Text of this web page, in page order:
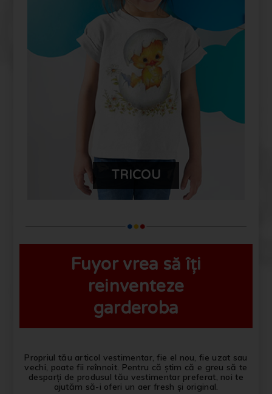
PERSONALIZEAZĂ-ȚI PRODUSUL
TRICOU
Fuyor vrea să îți
reinventeze
garderoba
Propriul tău articol vestimentar, fie el nou, fie uzat sau
vechi, poate fii reînnoit. Pentru că știm că e greu să te
desparți de produsul tău vestimentar preferat, noi te
ajutăm să-i oferi un aer fresh și original.